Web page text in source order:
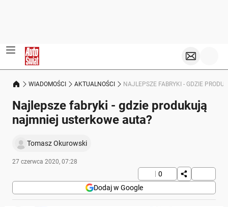
WIADOMOŚCI AKTUALNOŚCI NAJLEPSZE FABRYKI - GDZIE
Najlepsze fabryki - gdzie produkują
najmniej usterkowe auta?
Tomasz Okurowski
27 czerwca 2020, 07:28
0
Dodaj w Google